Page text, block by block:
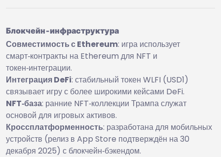
Блокчейн‑инфраструктура
Совместимость с Ethereum: игра использует
смарт‑контракты на Ethereum для NFT и
токен‑интеграции.
Интеграция DeFi: стабильный токен WLFI (USD1)
связывает игру с более широкими кейсами DeFi.
NFT‑база: ранние NFT‑коллекции Трампа служат
основой для игровых активов.
Кроссплатформенность: разработана для мобильных
устройств (релиз в App Store подтверждён на 30
декабря 2025) с блокчейн‑бэкендом.